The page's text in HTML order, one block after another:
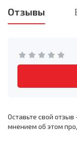
Отзывы
Оставьте свой
мнением об этом